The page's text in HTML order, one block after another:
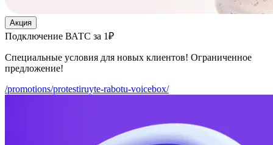
Акция
Подключение ВАТС за 1₽
Специальные условия для новых клиентов! Ограниченное
предложение!
/promotions/protestiruyte-rabotu-voicebox/